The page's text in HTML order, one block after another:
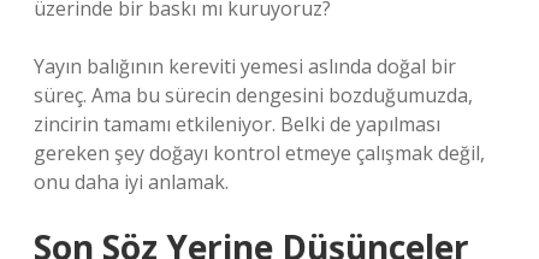
üzerinde bir baskı mı kuruyoruz?
Yayın balığının kereviti yemesi aslında doğal bir
süreç. Ama bu sürecin dengesini bozduğumuzda,
zincirin tamamı etkileniyor. Belki de yapılması
gereken şey doğayı kontrol etmeye çalışmak değil,
onu daha iyi anlamak.
Son Söz Yerine Düşünceler